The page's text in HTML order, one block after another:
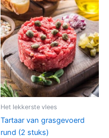
Het lekkerste vlees
Tartaar van grasgevoerd
rund (2 stuks)